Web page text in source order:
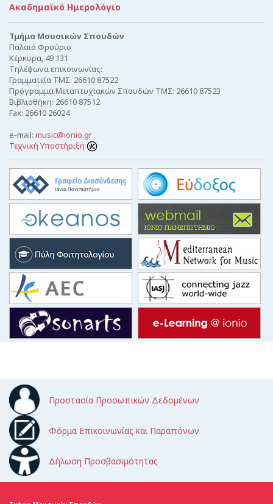
Ακαδημαϊκό Ημερολόγιο
Τμήμα Μουσικών Σπουδών
Παλαιό Φρούριο
Κέρκυρα, 49 131
Τηλέφωνα επικοινωνίας:
Γραμματεία ΤΜΣ: 26610 87522
Πρόγραμμα Μεταπτυχιακών Σπουδών ΤΜΣ: 26610 87523
Βιβλιοθήκη: 26610 87512
Fax: 26610 26024
e-mail: music@ionio.gr
Τεχνική Υποστήριξη
Προστασία Προσωπικών Δεδομένων
Φόρμα Επικοινωνίας και Παραπόνων
Δήλωση Προσβασιμότητας